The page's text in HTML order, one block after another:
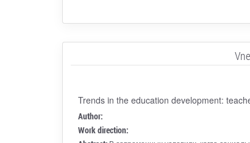
Trends in the education development:
Author:
Work direction: